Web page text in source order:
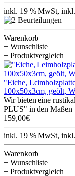
inkl. 19 % MwSt,
Warenkorb
+ Wunschliste
+ Produktvergleich
"Eiche,
100x50x3cm, geölt,
Wir bieten eine
PLUS" in den Maßen
159,00€
inkl. 19 % MwSt,
Warenkorb
+ Wunschliste
+ Produktvergleich